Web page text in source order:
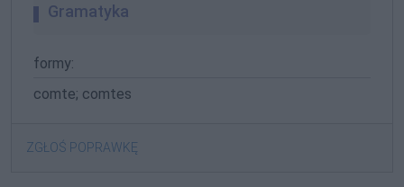
Gramatyka
formy:
comte; comtes
ZGŁOŚ POPRAWKĘ